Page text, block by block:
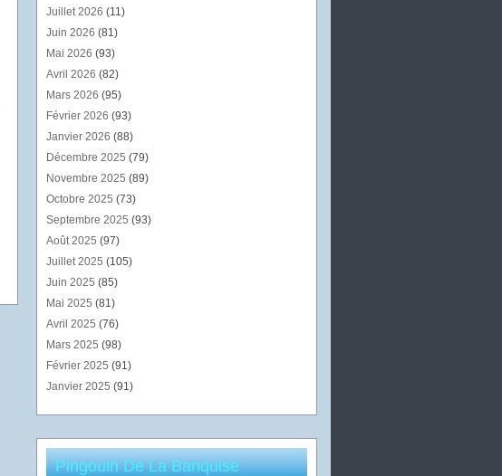
Juillet 2026 (11)
Juin 2026 (81)
Mai 2026 (93)
Avril 2026 (82)
Mars 2026 (95)
Février 2026 (93)
Janvier 2026 (88)
Décembre 2025 (79)
Novembre 2025 (89)
Octobre 2025 (73)
Septembre 2025 (93)
Août 2025 (97)
Juillet 2025 (105)
Juin 2025 (85)
Mai 2025 (81)
Avril 2025 (76)
Mars 2025 (98)
Février 2025 (91)
Janvier 2025 (91)
Pingouin De La Banquise